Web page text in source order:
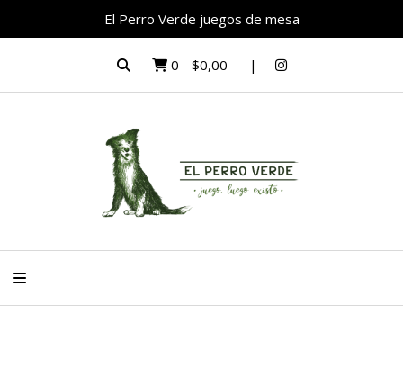
El Perro Verde juegos de mesa
0 - $0,00